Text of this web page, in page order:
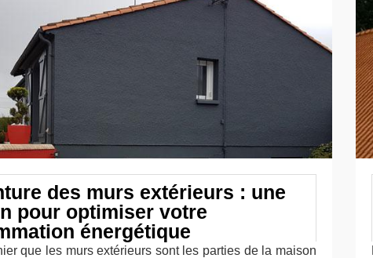
des murs extérieurs : une
pour optimiser votre
énergétique
que les murs extérieurs sont les parties de la maison